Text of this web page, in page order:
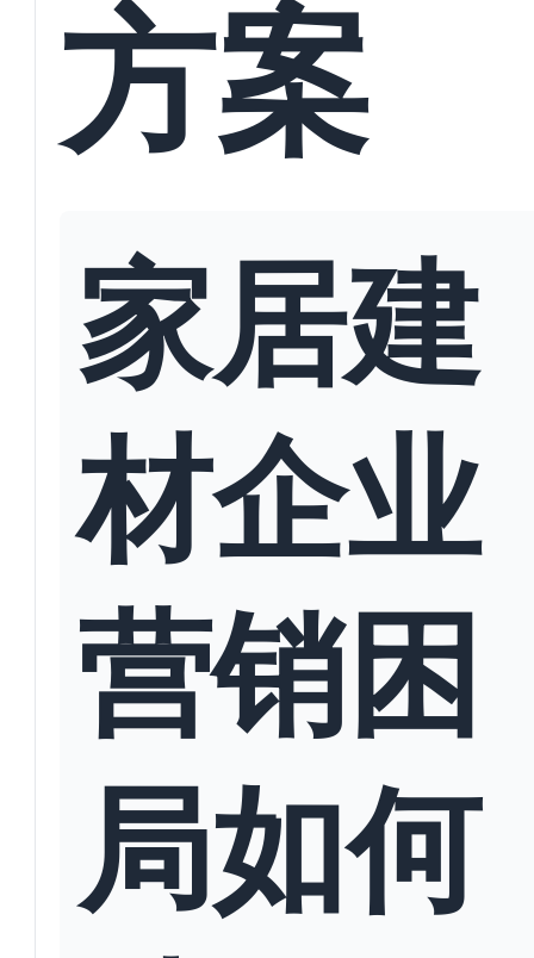
方案
家居建
材企业
营销困
局如何